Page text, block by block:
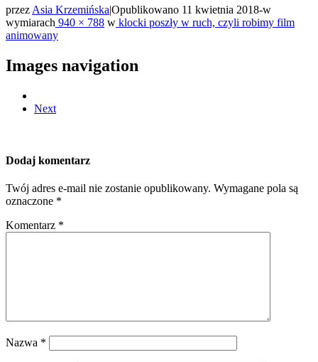
przez Asia Krzemińska|Opublikowano 11 kwietnia 2018-w
wymiarach 940 × 788 w klocki poszły w ruch, czyli robimy film
animowany
Images navigation
Next
Dodaj komentarz
Twój adres e-mail nie zostanie opublikowany. Wymagane pola są
oznaczone *
Komentarz *
Nazwa *